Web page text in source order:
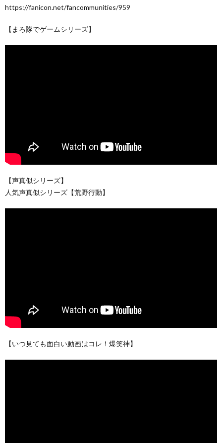
https://fanicon.net/fancommunities/959
【まろ隊でゲームシリーズ】
【声真似シリーズ】
人気声真似シリーズ【荒野行動】
【いつ見ても面白い動画はコレ！爆笑神】